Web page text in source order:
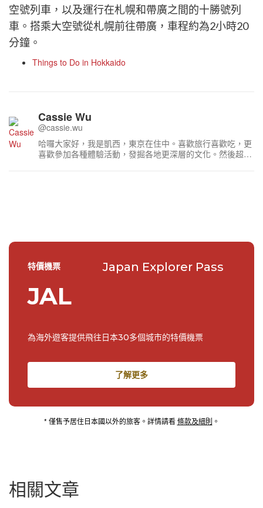
空號列車，以及運行在札幌和帶廣之間的十勝號列
車。搭乘大空號從札幌前往帶廣，車程約為2小時20
分鐘。
Things to Do in Hokkaido
Cassie Wu
@cassie.wu
哈囉大家好，我是凱西，東京在住中。喜歡旅行喜歡吃，更
喜歡參加各種體驗活動，發掘各地更深層的文化。然後超級
相關文章
特價機票
JAL
Japan Explorer Pass
為海外遊客提供飛往日本30多個城市的特價機票
了解更多
* 僅售予居住日本國以外的旅客。詳情請看條款及細則 。